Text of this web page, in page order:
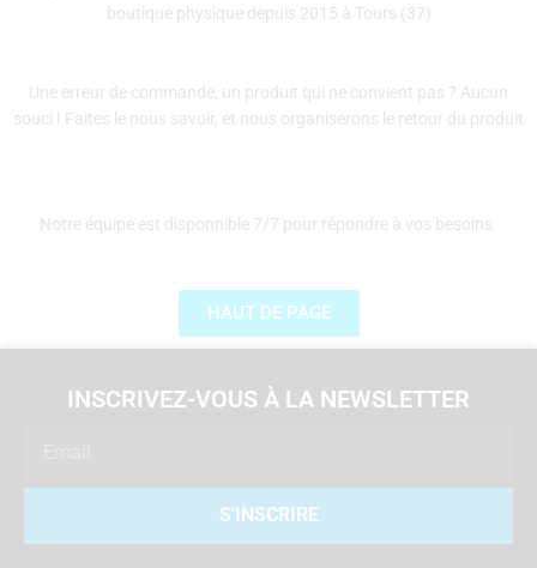
boutique physique depuis 2015 à Tours (37)
Une erreur de commande, un produit qui ne convient pas ? Aucun
souci ! Faites le nous savoir, et nous organiserons le retour du produit
Notre équipe est disponnible 7/7 pour répondre à vos besoins.
HAUT DE PAGE
INSCRIVEZ-VOUS À LA NEWSLETTER
S'INSCRIRE